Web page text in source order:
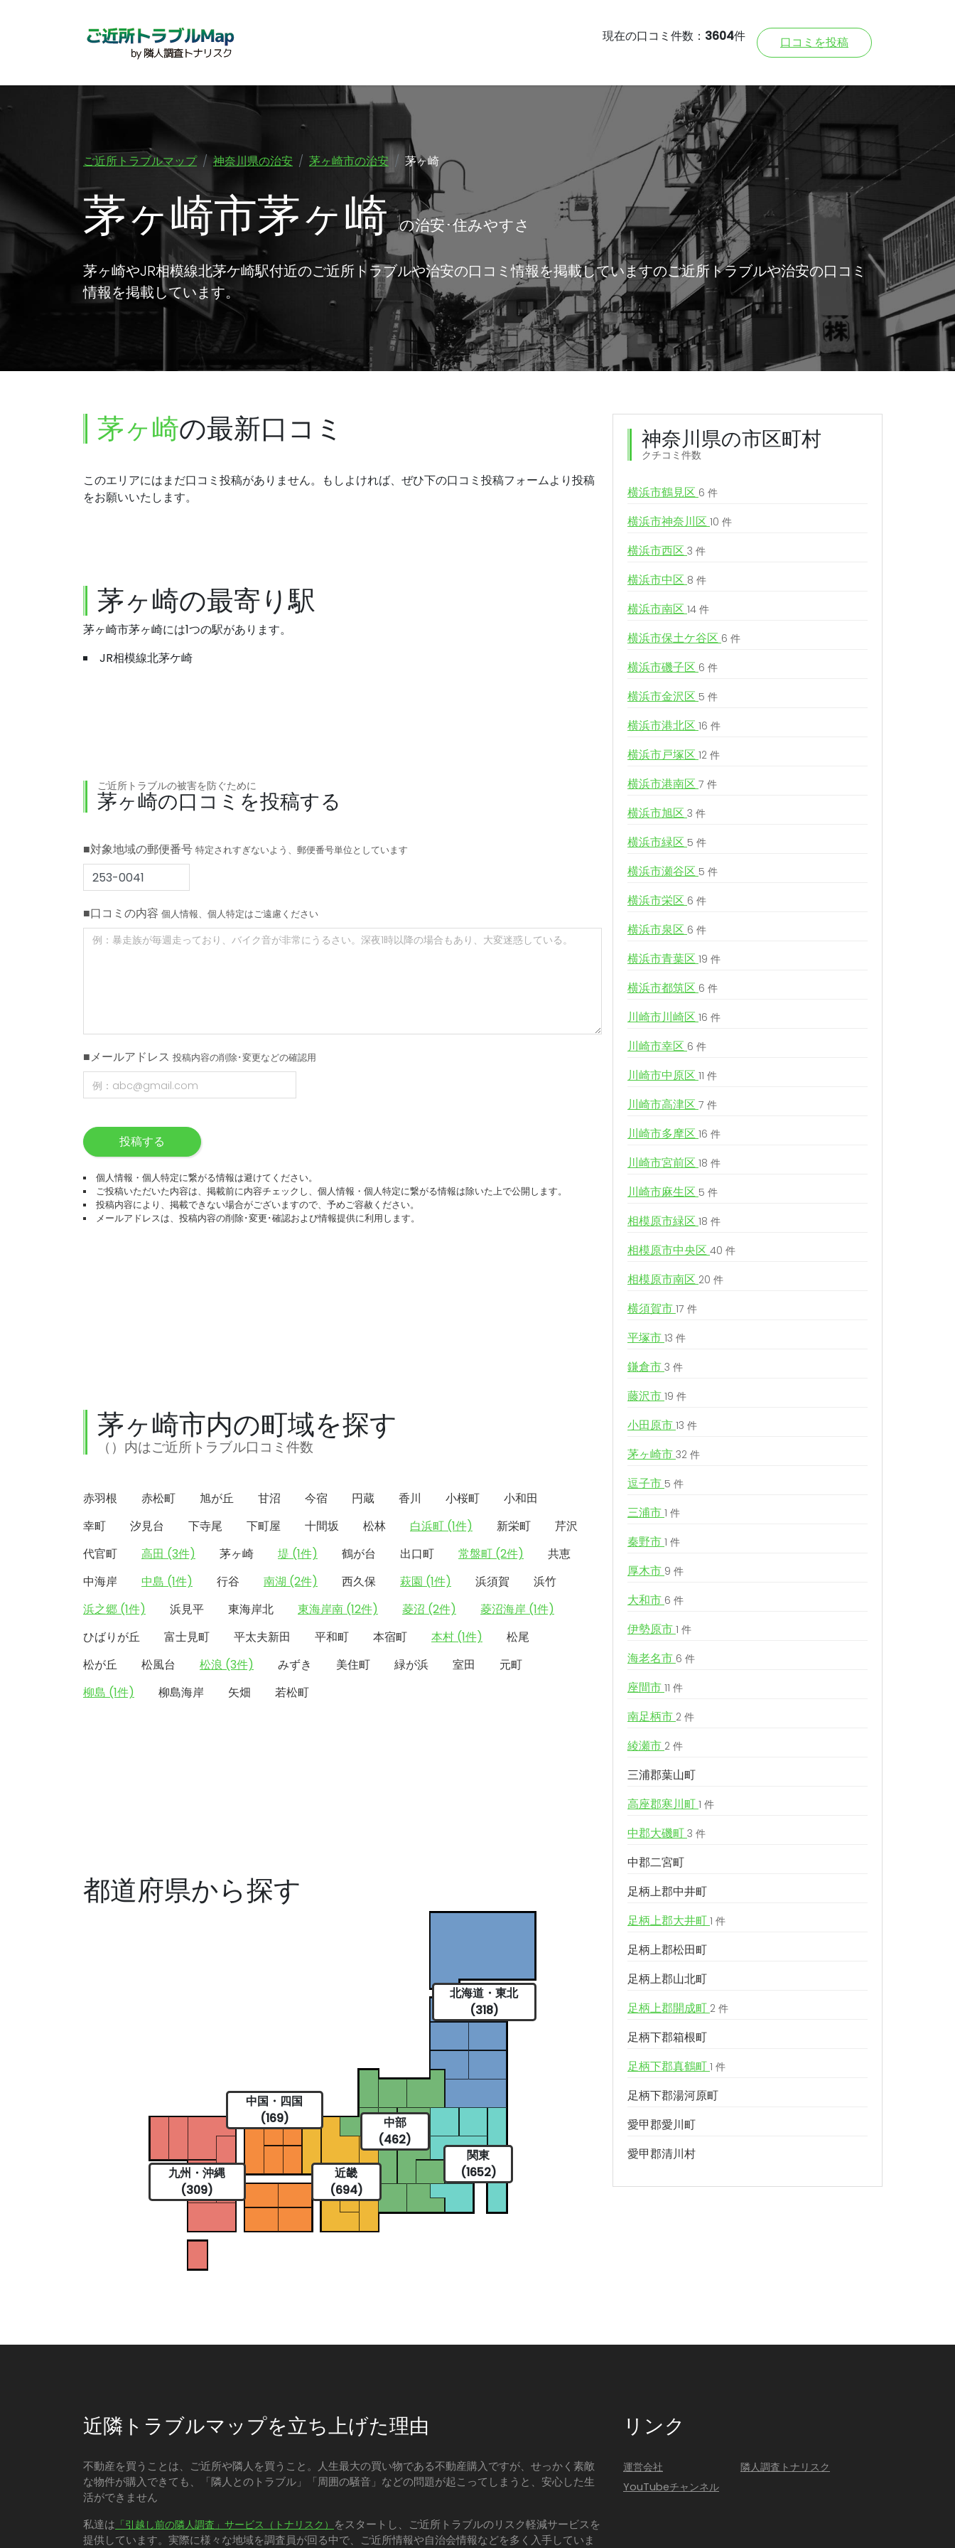
現在の口コミ件数： 3604件 口コミを投稿
ご近所トラブルマップ 神奈川県の治安 茅ヶ崎市の治安 茅ヶ崎
茅ヶ崎市茅ヶ崎の治安･住みやすさ
茅ヶ崎やJR相模線北茅ケ崎駅付近のご近所トラブルや治安の口コミ情報を掲載していますのご近所トラブルや治安の口コミ
情報を掲載しています。
茅ヶ崎の最新口コミ
このエリアにはまだ口コミ投稿がありません。もしよければ、ぜひ下の口コミ投稿フォームより投稿
をお願いいたします。
茅ヶ崎の最寄り駅
茅ヶ崎市茅ヶ崎には1つの駅があります。
JR相模線北茅ケ崎
ご近所トラブルの被害を防ぐために
茅ヶ崎の口コミを投稿する
■対象地域の郵便番号 特定されすぎないよう、郵便番号単位としています
■口コミの内容 個人情報、個人特定はご遠慮ください
■メールアドレス 投稿内容の削除･変更などの確認用
投稿する
個人情報・個人特定に繋がる情報は避けてください。
ご投稿いただいた内容は、掲載前に内容チェックし、個人情報・個人特定に繋がる情報は除いた上で公開します。
投稿内容により、掲載できない場合がございますので、予めご容赦ください。
メールアドレスは、投稿内容の削除･変更･確認および情報提供に利用します。
茅ヶ崎市内の町域を探す
（）内はご近所トラブル口コミ件数
赤羽根 赤松町 旭が丘 甘沼 今宿 円蔵 香川 小桜町
小和田
幸町
汐見台 下寺尾 下町屋 十間坂 松林 白浜町 (1件) 新栄町
芹沢
代官町
高田 (3件) 茅ヶ崎 堤 (1件) 鶴が台 出口町 常盤町 (2件)
共恵
中海岸
中島 (1件) 行谷 南湖 (2件) 西久保 萩園 (1件) 浜須賀
浜竹
浜之郷 (1件)
浜見平 東海岸北 東海岸南 (12件) 菱沼 (2件)
菱沼海岸 (1件)
ひばりが丘
富士見町 平太夫新田 平和町 本宿町 本村 (1件)
松尾
松が丘
松風台 松浪 (3件) みずき 美住町 緑が浜 室田
元町
柳島 (1件)
柳島海岸 矢畑 若松町
都道府県から探す
北海道・東北
(318)
関東
(1652)
中部
(462)
近畿
(694)
中国・四国
(169)
九州・沖縄
(309)
神奈川県の市区町村
クチコミ件数
横浜市鶴見区 6 件
横浜市神奈川区 10 件
横浜市西区 3 件
横浜市中区 8 件
横浜市南区 14 件
横浜市保土ケ谷区 6 件
横浜市磯子区 6 件
横浜市金沢区 5 件
横浜市港北区 16 件
横浜市戸塚区 12 件
横浜市港南区 7 件
横浜市旭区 3 件
横浜市緑区 5 件
横浜市瀬谷区 5 件
横浜市栄区 6 件
横浜市泉区 6 件
横浜市青葉区 19 件
横浜市都筑区 6 件
川崎市川崎区 16 件
川崎市幸区 6 件
川崎市中原区 11 件
川崎市高津区 7 件
川崎市多摩区 16 件
川崎市宮前区 18 件
川崎市麻生区 5 件
相模原市緑区 18 件
相模原市中央区 40 件
相模原市南区 20 件
横須賀市 17 件
平塚市 13 件
鎌倉市 3 件
藤沢市 19 件
小田原市 13 件
茅ヶ崎市 32 件
逗子市 5 件
三浦市 1 件
秦野市 1 件
厚木市 9 件
大和市 6 件
伊勢原市 1 件
海老名市 6 件
座間市 11 件
南足柄市 2 件
綾瀬市 2 件
三浦郡葉山町
高座郡寒川町 1 件
中郡大磯町 3 件
中郡二宮町
足柄上郡中井町
足柄上郡大井町 1 件
足柄上郡松田町
足柄上郡山北町
足柄上郡開成町 2 件
足柄下郡箱根町
足柄下郡真鶴町 1 件
足柄下郡湯河原町
愛甲郡愛川町
愛甲郡清川村
近隣トラブルマップを立ち上げた理由
不動産を買うことは、ご近所や隣人を買うこと。人生最大の買い物である不動産購入ですが、せっかく素敵
な物件が購入できても、「隣人とのトラブル」「周囲の騒音」などの問題が起こってしまうと、安心した生
活ができません
私達は 「引越し前の隣人調査」サービス（トナリスク） をスタートし、ご近所トラブルのリスク軽減サービスを
提供しています。実際に様々な地域を調査員が回る中で、ご近所情報や自治会情報などを多く入手していま
リンク
運営会社
YouTubeチャンネル
隣人調査トナリスク